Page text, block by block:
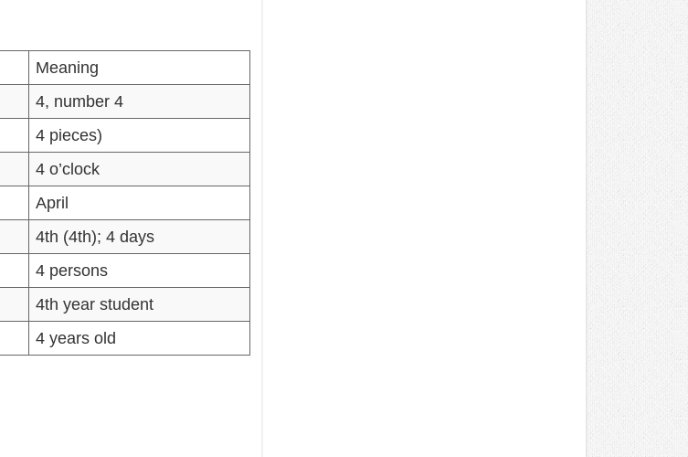
Meaning
4, number 4
4 pieces)
4 o’clock
April
4th (4th); 4 days
4 persons
4th year student
4 years old